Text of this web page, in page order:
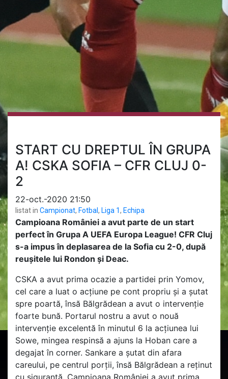
START CU DREPTUL ÎN GRUPA
A! CSKA SOFIA – CFR CLUJ 0-
2
22-oct.-2020 21:50
listat in Campionat, Fotbal , Liga 1, Echipa
Campioana României a avut parte de un start
perfect în Grupa A UEFA Europa League! CFR Cluj
s-a impus în deplasarea de la Sofia cu 2-0, după
reușitele lui Rondon și Deac.
CSKA a avut prima ocazie a partidei prin Yomov,
cel care a luat o acțiune pe cont propriu și a șutat
spre poartă, însă Bălgrădean a avut o intervenție
foarte bună. Portarul nostru a avut o nouă
intervenție excelentă în minutul 6 la acțiunea lui
Sowe, mingea respinsă a ajuns la Hoban care a
degajat în corner. Sankare a șutat din afara
careului, pe centrul porții, însă Bălgrădean a reținut
cu siguranță. Campioana României a avut prima